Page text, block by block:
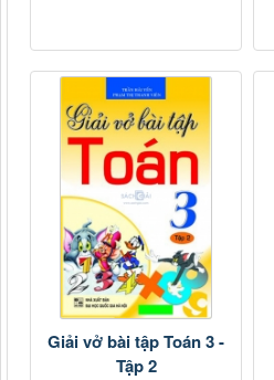
Giải vở bài tập Toán 3 -
Tập 2